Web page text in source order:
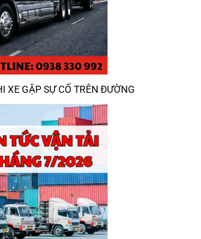
XE GẶP SỰ CỐ TRÊN ĐƯỜNG